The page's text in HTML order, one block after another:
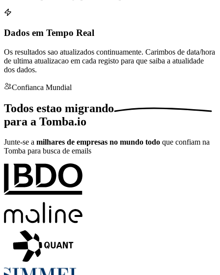
Dados em Tempo Real
Os resultados sao atualizados continuamente. Carimbos de data/hora
de ultima atualizacao em cada registo para que saiba a atualidade
dos dados.
Confianca Mundial
Todos estao migrando
para a Tomba.io
Junte-se a milhares de empresas no mundo todo que confiam na
Tomba para busca de emails